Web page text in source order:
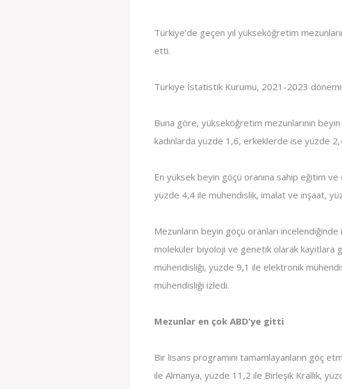
Türkiye’de geçen yıl yükseköğretim
etti.
Türkiye İstatistik Kurumu, 2021-2023
Buna göre, yükseköğretim mezunlarının
kadınlarda yüzde 1,6, erkeklerde ise yüzde
En yüksek beyin göçü oranına sahip eğitim
yüzde 4,4 ile mühendislik, imalat ve inşaat,
Mezunların beyin göçü oranları
moleküler biyoloji ve genetik olarak
mühendisliği, yüzde 9,1 ile elektronik
mühendisliği izledi.
Mezunlar en çok ABD’ye gitti
Bir lisans programını tamamlayanların göç
ile Almanya, yüzde 11,2 ile Birleşik Krallık,